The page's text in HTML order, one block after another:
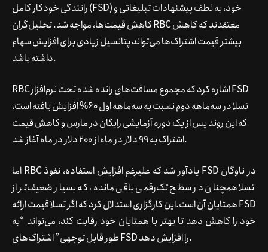
رانندگی خودکار کامل (FSD) خود، به لطف پیشنهادات تبلیغاتی و
کاهش قیمت‌ها، مواجه شد. تحلیل‌گران RBC معتقدند که کاهش
بیشتر قیمت اشتراک‌ها می‌تواند پتانسیل زیادی برای افزایش سهام
داشته باشد.
RBC اشاره کرد که مجموع مسافت‌های رانده شده تحت نرم‌افزار FSD
تسلا در سه‌ماهه دوم نسبت به سه‌ماهه اول 60% افزایش یافته است،
که این روند پس از یک دوره آزمایشی رایگان در مارس و کاهش قیمت
اشتراک به 99 دلار در ماه از 200 دلار در ماه آغاز شد.
اما RBC یادآور شد که علیرغم افزایش استفاده، نفوذ FSD در ناوگان
تسلا همچنان در سطح تک‌رقمی باقی مانده، که بسیار ضعیف‌تر از
همتایان آن است.این کارگزاری استدلال کرد که اگر تسلا قیمت ارائه FSD
خود را کاهش دهد تا بهتر با همتایان خود رقابت کند، می‌تواند “به
طور قابل توجهی” اشتراک‌های FSD را افزایش دهد.